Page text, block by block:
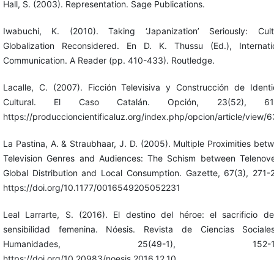
Hall, S. (2003). Representation. Sage Publications.
Iwabuchi, K. (2010). Taking ‘Japanization’ Seriously:
Globalization Reconsidered. En D. K. Thussu (Ed.),
Communication. A Reader (pp. 410-433). Routledge.
Lacalle, C. (2007). Ficción Televisiva y Construcción de
Cultural. El Caso Catalán. Opción, 23(52), 61-
https://produccioncientificaluz.org/index.php/opcion/article/view/
La Pastina, A. & Straubhaar, J. D. (2005). Multiple Proximities
Television Genres and Audiences: The Schism between
Global Distribution and Local Consumption. Gazette, 67(3), 271-
https://doi.org/10.1177/0016549205052231
Leal Larrarte, S. (2016). El destino del héroe: el sacrificio
sensibilidad femenina. Nóesis. Revista de Ciencias
Humanidades, 25(49-1), 152-